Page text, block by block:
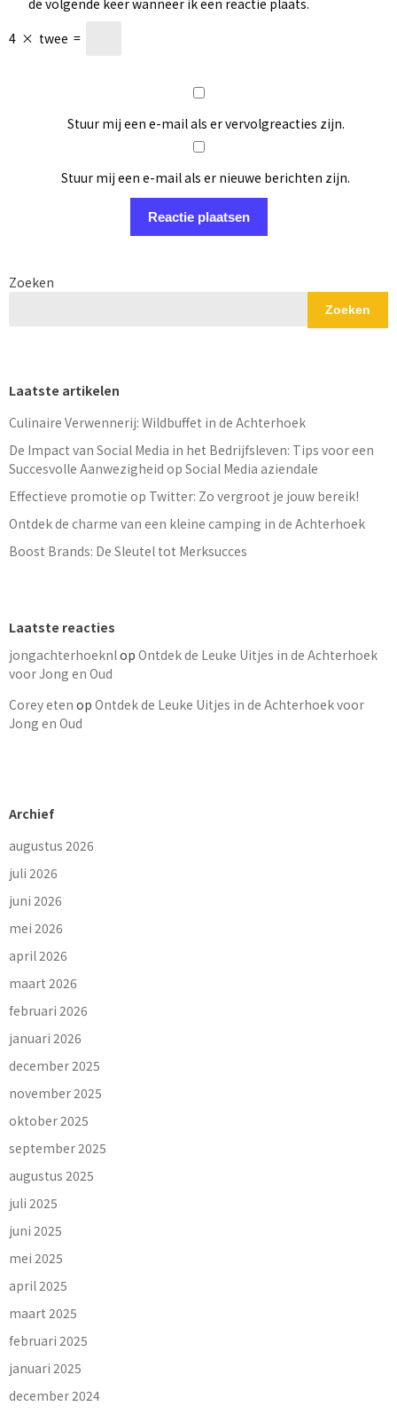
de volgende keer wanneer ik een reactie plaats.
4 × twee =
Stuur mij een e-mail als er vervolgreacties zijn.
Stuur mij een e-mail als er nieuwe berichten zijn.
Zoeken
Zoeken
Laatste artikelen
Culinaire Verwennerij: Wildbuffet in de Achterhoek
De Impact van Social Media in het Bedrijfsleven: Tips voor een
Succesvolle Aanwezigheid op Social Media aziendale
Effectieve promotie op Twitter: Zo vergroot je jouw bereik!
Ontdek de charme van een kleine camping in de Achterhoek
Boost Brands: De Sleutel tot Merksucces
Laatste reacties
jongachterhoeknlop Ontdek de Leuke Uitjes in de Achterhoek
voor Jong en Oud
Corey eten op Ontdek de Leuke Uitjes in de Achterhoek voor
Jong en Oud
Archief
augustus 2026
juli 2026
juni 2026
mei 2026
april 2026
maart 2026
februari 2026
januari 2026
december 2025
november 2025
oktober 2025
september 2025
augustus 2025
juli 2025
juni 2025
mei 2025
april 2025
maart 2025
februari 2025
januari 2025
december 2024